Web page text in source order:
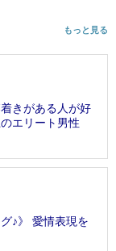
もっと見る
きがある人が好
エリート男性
♪》 愛情表現を